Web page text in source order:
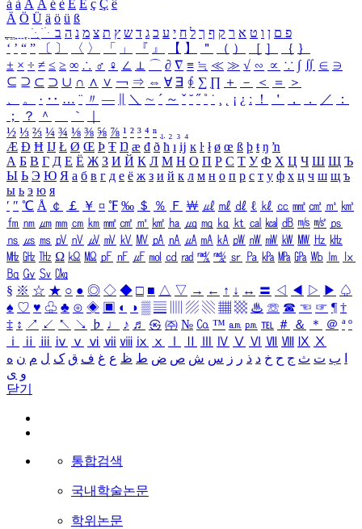
á à Á À é è É È ç Ç ê
Ä Ö Ü ä ö ü ß
ִֶֹ ֻּ ׁׂ פ ם ן ו ט א ר ק ף ך ל ח י ע כ ג ד ש ץ ת צ מ נ ה ב
‘ ’ “ ” 〔 〕 〈 〉 「 」 『 』 【 】 ＂ （ ） ［ ］ ｛ ｝
± × ÷ ≠ ≤ ≥ ∞ ∴ ♂ ♀ ∠ ⊥ ⌒ ∂ ∇ ≡ ≒ ≪ ≫ √ ∽ ∝ ∵ ∫ ∬ ∈ ∋
⊆ ⊇ ⊂ ⊃ ∪ ∩ ∧ ∨ ￢ ⇒ ⇔ ∀ ∃ ∮ ∑ ∏ ＋ － ＜ ＝
＞
、
。 · ‥ … ¨ 〃 ― ＼ ∼ ´ ～ ˇ ˘ ˝ ˚ ˙ ¸ ¡ ¿ ː ！ ＇ ， ． ／
：
；
？ ＾ ｀
½ ⅓ ⅔ ¼ ¾ ⅛ ⅜ ⅝ ⅞ ¹ ² ³ ⁴ ⁿ ₁ ₂ ₃ ₄
Æ Ð Ħ Ĳ Ł Ø Œ Þ Ŧ Ŋ æ đ ð ħ ı ĳ ĸ ŀ ł ø œ ß þ ŧ ŋ ŉ
А Б В Г Д Е Ё Ж З И Й К Л М Н О П Р С Т У Ф Х Ц Ч Ш Щ Ъ
Ы Ь Э Ю Я а б в г д е ё ж з и й к л м н о п р с т у ф х ц ч ш щ ъ
ы ь э ю я
′ ″ ℃ Å ￠ ￡ ￥ ¤ ℉ ‰ ＄ ％ Ｆ ￦ ㎕ ㎖ ㎗ ℓ ㎘ ㏄ ㎣ ㎤ ㎥ ㎦
㎙ ㎚ ㎛ ㎜ ㎝ ㎞ ㎟ ㎠ ㎡ ㎢ ㏊ ㎍ ㎎ ㎏ ㏏ ㎈ ㎉ ㏈ ㎧ ㎨ ㎰
㎱ ㎲ ㎳ ㎴ ㎵ ㎶ ㎷ ㎸ ㎹ ㎀ ㎁ ㎂ ㎃ ㎄ ㎺ ㎻ ㎽ ㎾ ㎿ ㎐ ㎑
㎒ ㎓ ㎔ Ω ㏀ ㏁ ㎊ ㎋ ㎌ ㏖ ㏅ ㎭ ㎮ ㎯ ㏛ ㎩ ㎪ ㎫ ㎬ ㏝ ㏐
㏓
㏃ ㏉ ㏜ ㏆
§ ※ ☆ ★ ○ ● ◎ ◇ ◆ □ ■ △ ▽ → ← ↑ ↓ ↔ 〓 ◁ ◀ ▷ ▶ ♤
♠ ♡ ♥ ♧ ♣ ⊙ ◈ ▣ ◐ ◑ ▒ ▤ ▨ ▧ ▦ ▩ ♨ ☏ ☎ ☜ ☞ ¶ †
‡ ↕ ↗ ↙ ↖ ↘ ♭ ♩ ♪ ♬ ㉿ ㈜ № ㏇ ™ ㏂ ㏘ ℡ ＃ ＆ ＊ ＠ ª º
ⅰ
ⅱ ⅲ ⅳ ⅴ ⅵ ⅶ ⅷ ⅸ ⅹ Ⅳ Ⅴ Ⅵ Ⅶ Ⅷ Ⅸ Ⅹ
ب ت ث ج ح خ د ذ ر ز س ش ص ض ط ظ ع غ ف ق ک ل م ن ه
و ی
닫기
통합검색
국내학술논문
학위논문